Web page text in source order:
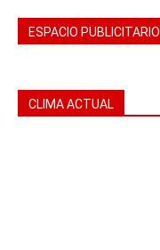
ESPACIO PUBLICITARIO
CLIMA ACTUAL